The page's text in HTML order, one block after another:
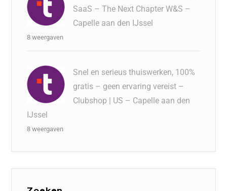
SaaS – The Next Chapter W&S –
Capelle aan den IJssel
8 weergaven
Snel en serieus thuiswerken, 100%
gratis – geen ervaring vereist –
Clubshop | US – Capelle aan den
IJssel
8 weergaven